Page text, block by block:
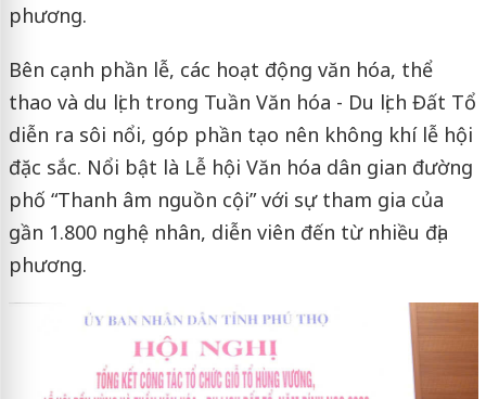
phương.
Bên cạnh phần lễ, các hoạt động văn hóa, thể
thao và du lịch trong Tuần Văn hóa - Du lịch Đất Tổ
diễn ra sôi nổi, góp phần tạo nên không khí lễ hội
đặc sắc. Nổi bật là Lễ hội Văn hóa dân gian đường
phố “Thanh âm nguồn cội” với sự tham gia của
gần 1.800 nghệ nhân, diễn viên đến từ nhiều địa
phương.